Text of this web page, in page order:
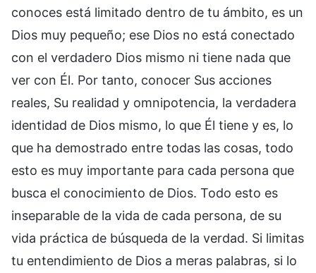
conoces está limitado dentro de tu ámbito, es un
Dios muy pequeño; ese Dios no está conectado
con el verdadero Dios mismo ni tiene nada que
ver con Él. Por tanto, conocer Sus acciones
reales, Su realidad y omnipotencia, la verdadera
identidad de Dios mismo, lo que Él tiene y es, lo
que ha demostrado entre todas las cosas, todo
esto es muy importante para cada persona que
busca el conocimiento de Dios. Todo esto es
inseparable de la vida de cada persona, de su
vida práctica de búsqueda de la verdad. Si limitas
tu entendimiento de Dios a meras palabras, si lo